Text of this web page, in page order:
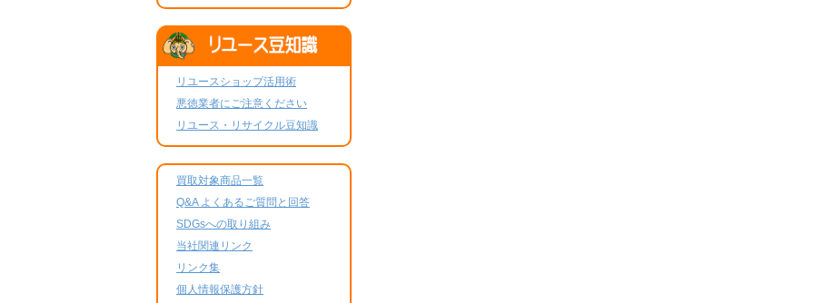
リユースショップ活用術
悪徳業者にご注意ください
リユース・リサイクル豆知識
買取対象商品一覧
Q&A よくあるご質問と回答
SDGsへの取り組み
当社関連リンク
リンク集
個人情報保護方針